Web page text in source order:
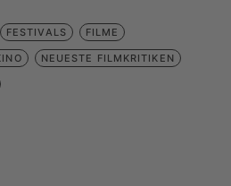
FESTIVALS FILME
NEUESTE FILMKRITIKEN